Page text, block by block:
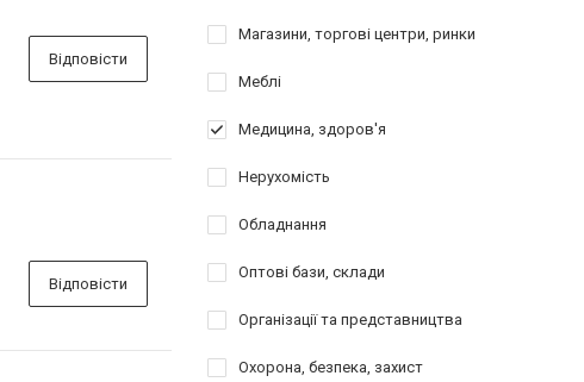
Відповісти
Відповісти
Магазини, торгові центри, ринки
Меблі
Медицина, здоров'я
Нерухомість
Обладнання
Оптові бази, склади
Організації та представництва
Охорона, безпека, захист